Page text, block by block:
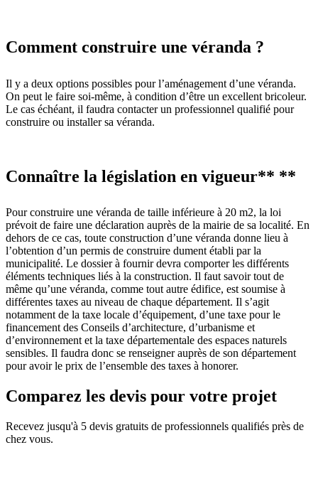
Comment construire une véranda ?
Il y a deux options possibles pour l’aménagement d’une véranda.
On peut le faire soi-même, à condition d’être un excellent bricoleur.
Le cas échéant, il faudra contacter un professionnel qualifié pour
construire ou installer sa véranda.
Connaître la législation en vigueur** **
Pour construire une véranda de taille inférieure à 20 m2, la loi
prévoit de faire une déclaration auprès de la mairie de sa localité. En
dehors de ce cas, toute construction d’une véranda donne lieu à
l’obtention d’un permis de construire dument établi par la
municipalité. Le dossier à fournir devra comporter les différents
éléments techniques liés à la construction. Il faut savoir tout de
même qu’une véranda, comme tout autre édifice, est soumise à
différentes taxes au niveau de chaque département. Il s’agit
notamment de la taxe locale d’équipement, d’une taxe pour le
financement des Conseils d’architecture, d’urbanisme et
d’environnement et la taxe départementale des espaces naturels
sensibles. Il faudra donc se renseigner auprès de son département
pour avoir le prix de l’ensemble des taxes à honorer.
Comparez les devis pour votre projet
Recevez jusqu'à 5 devis gratuits de professionnels qualifiés près de
chez vous.